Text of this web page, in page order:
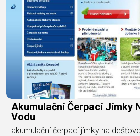
Akumulační Čerpací Jímky
Vodu
akumulační čerpací jímky na